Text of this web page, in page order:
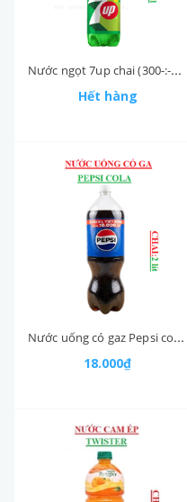
Nước ngọt 7up chai (300-:-330)ml
Hết hàng
Nước uống có gaz Pepsi cola chai 2lit
18.000₫